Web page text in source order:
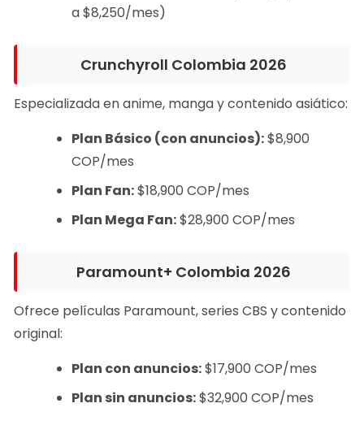
a $8,250/mes)
Crunchyroll Colombia 2026
Especializada en anime, manga y contenido asiático:
Plan Básico (con anuncios):$8,900
COP/mes
Plan Fan:$18,900 COP/mes
Plan Mega Fan:$28,900 COP/mes
Paramount+ Colombia 2026
Ofrece películas Paramount, series CBS y contenido
original:
Plan con anuncios:$17,900 COP/mes
Plan sin anuncios:$32,900 COP/mes